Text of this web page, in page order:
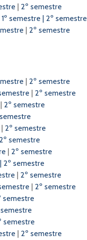
| 2º semestre
1º semestre | 2º semestre
| 2º semestre
| 2º semestre
| 2º semestre
| 2º semestre
| 2º semestre
2º semestre
| 2º semestre
| 2º semestre
| 2º semestre
| 2º semestre
semestre
semestre
| 2º semestre